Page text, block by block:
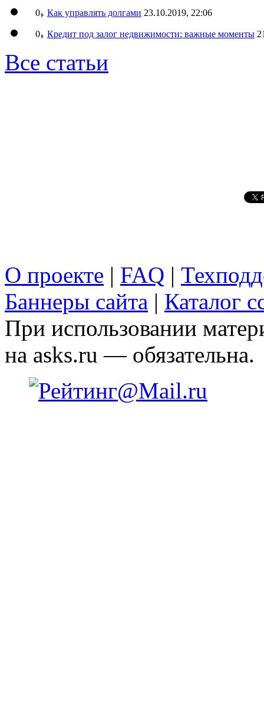
0 Как управлять долгами 23.10.2019, 22:06
0 Кредит под залог недвижимости: важные моменты
Все статьи
О проекте | FAQ |
Баннеры сайта | Каталог
При использовании
на asks.ru — обязательна.